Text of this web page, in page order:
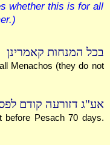
whether this is for all
בכל המנחות קאמרינן
Menachos (they do not
אע''ג דזורעה קודם
before Pesach 70 days.